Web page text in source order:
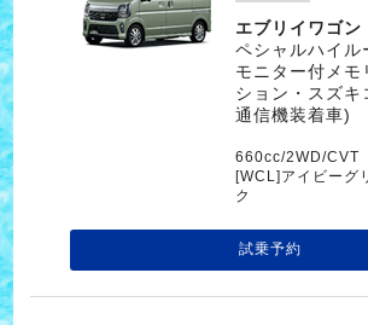
エブリイワゴン
ペシャルハイル
モニター付メモ
ション・スズキ
通信機装着車)
660cc/2WD/CVT
[WCL]アイビーグ
ク
試乗予約